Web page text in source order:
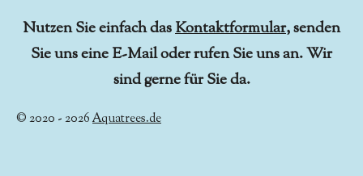
Nutzen Sie einfach dasKontaktformular, senden
Sie uns eine E-Mail oder rufen Sie uns an. Wir
sind gerne für Sie da.
© 2020 - 2026Aquatrees.de